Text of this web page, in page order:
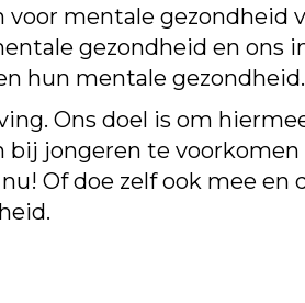
mentale gezondheid
gezondheid en ons
hun mentale gezondheid.
Ons doel is om
jongeren te voorkomen
Of doe zelf ook mee en